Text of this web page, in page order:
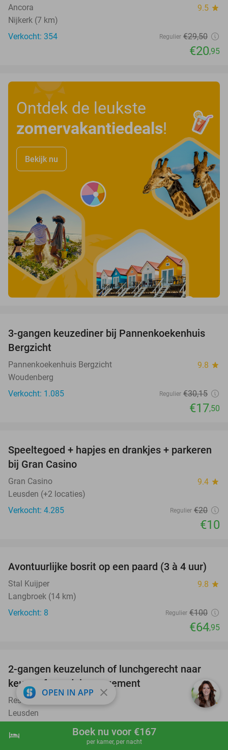
shopping_cart Boek nu
hotel Boek nu voor €167
per kamer, per nacht
Ancora 9.5 star
Nijkerk (7 km)
Verkocht: 354
Regulier €29,50
€20,95
Ontdek de leukste
zomervakantiedeals!
Bekijk nu
42%
3-gangen keuzediner bij Pannenkoekenhuis
Bergzicht
Pannenkoekenhuis Bergzicht 9.8 star
Woudenberg
Verkocht: 1.085
Regulier €30,15
€17,50
50%
Speeltegoed + hapjes en drankjes + parkeren
bij Gran Casino
Gran Casino 9.4 star
Leusden (+2 locaties)
Verkocht: 4.285
Regulier €20
€10
35%
Avontuurlijke bosrit op een paard (3 à 4 uur)
Stal Kuijper 9.8 star
Langbroek (14 km)
Verkocht: 8
Regulier €100
€64,95
39%
2-gangen keuzelunch of lunchgerecht naar
keuze of wandelarrangement
Restaurant Ninety Leusden 9.2star
Leusden
OPEN IN APP close